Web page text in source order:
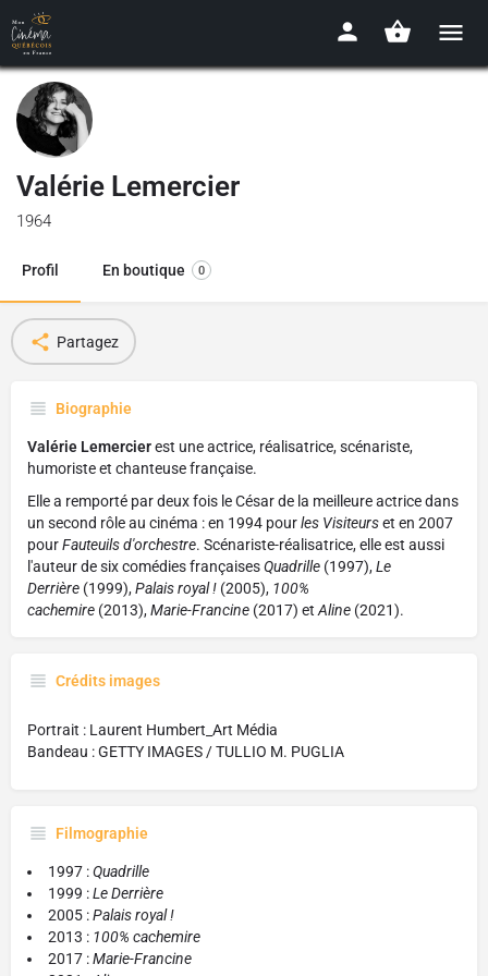
Valérie Lemercier
1964
Profil En boutique 0
Partagez
Biographie
Valérie Lemercierest une actrice, réalisatrice, scénariste,
humoriste et chanteuse française.
Elle a remporté par deux fois le César de la meilleure actrice dans
un second rôle au cinéma : en 1994 pourles Visiteurset en 2007
pourFauteuils d'orchestre. Scénariste-réalisatrice, elle est aussi
l'auteur de six comédies françaisesQuadrille (1997),Le
Derrière (1999),Palais royal ! (2005), 100%
cachemire (2013),Marie-Francine (2017) et Aline (2021).
Crédits images
Portrait : Laurent Humbert_Art Média
Bandeau : GETTY IMAGES / TULLIO M. PUGLIA
Filmographie
1997 :Quadrille
1999 :Le Derrière
2005 :Palais royal !
2013 : 100% cachemire
2017 :Marie-Francine